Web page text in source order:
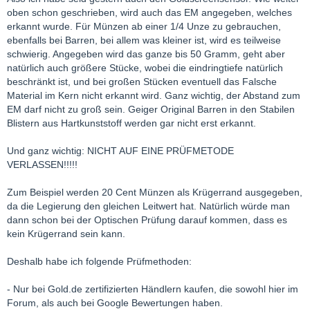
oben schon geschrieben, wird auch das EM angegeben, welches
erkannt wurde. Für Münzen ab einer 1/4 Unze zu gebrauchen,
ebenfalls bei Barren, bei allem was kleiner ist, wird es teilweise
schwierig. Angegeben wird das ganze bis 50 Gramm, geht aber
natürlich auch größere Stücke, wobei die eindringtiefe natürlich
beschränkt ist, und bei großen Stücken eventuell das Falsche
Material im Kern nicht erkannt wird. Ganz wichtig, der Abstand zum
EM darf nicht zu groß sein. Geiger Original Barren in den Stabilen
Blistern aus Hartkunststoff werden gar nicht erst erkannt.
Und ganz wichtig: NICHT AUF EINE PRÜFMETODE
VERLASSEN!!!!!
Zum Beispiel werden 20 Cent Münzen als Krügerrand ausgegeben,
da die Legierung den gleichen Leitwert hat. Natürlich würde man
dann schon bei der Optischen Prüfung darauf kommen, dass es
kein Krügerrand sein kann.
Deshalb habe ich folgende Prüfmethoden:
- Nur bei Gold.de zertifizierten Händlern kaufen, die sowohl hier im
Forum, als auch bei Google Bewertungen haben.